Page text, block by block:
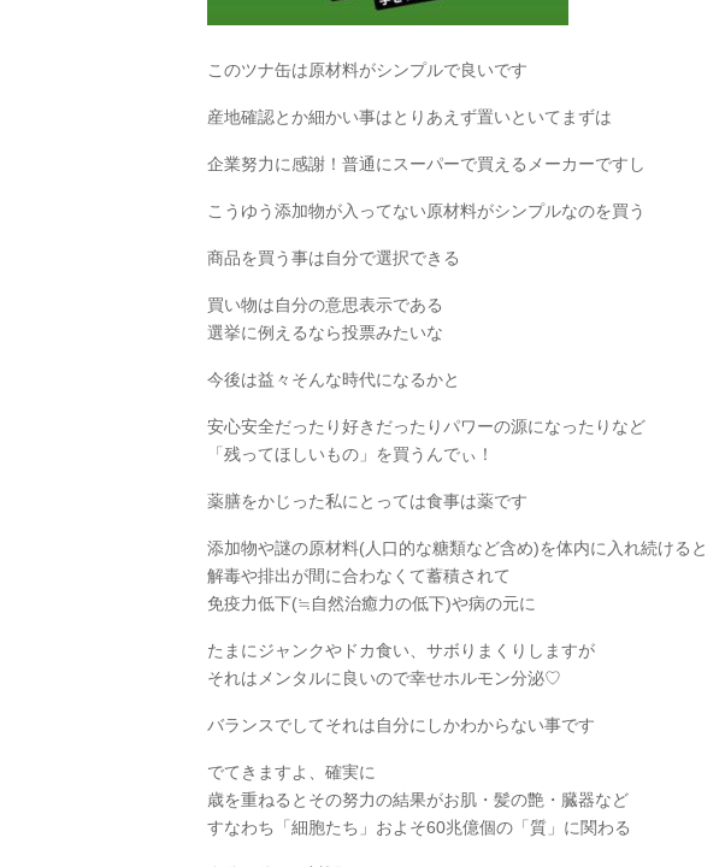
このツナ缶は原材料がシンプルで良いです
産地確認とか細かい事はとりあえず置いといてまずは
企業努力に感謝！普通にスーパーで買えるメーカーですし
こうゆう添加物が入ってない原材料がシンプルなのを買う
商品を買う事は自分で選択できる
買い物は自分の意思表示である
選挙に例えるなら投票みたいな
今後は益々そんな時代になるかと
安心安全だったり好きだったりパワーの源になったりなど
「残ってほしいもの」を買うんでぃ！
薬膳をかじった私にとっては食事は薬です
添加物や謎の原材料(人口的な糖類など含め)を体内に入れ続けると
解毒や排出が間に合わなくて蓄積されて
免疫力低下(≒自然治癒力の低下)や病の元に
たまにジャンクやドカ食い、サボりまくりしますが
それはメンタルに良いので幸せホルモン分泌♡
バランスでしてそれは自分にしかわからない事です
でてきますよ、確実に
歳を重ねるとその努力の結果がお肌・髪の艶・臓器など
すなわち「細胞たち」およそ60兆億個の「質」に関わる